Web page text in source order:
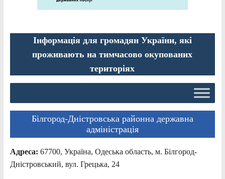
Інформація для громадян України, які
проживають на тимчасово окупованих
територіях
Білгород-Дністровська районна державна
адміністрація
Адреса: 67700, Україна, Одеська область, м. Білгород-
Дністровський, вул. Грецька, 24